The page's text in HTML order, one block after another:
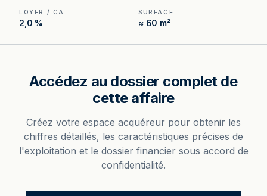
LOYER / CA
2,0 %
SURFACE
≈ 60 m²
Accédez au dossier complet de
cette affaire
Créez votre espace acquéreur pour obtenir les
chiffres détaillés, les caractéristiques précises de
l'exploitation et le dossier financier sous accord de
confidentialité.